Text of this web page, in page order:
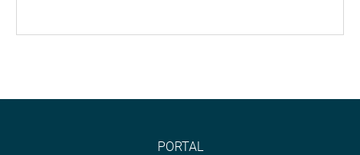
PORTAL